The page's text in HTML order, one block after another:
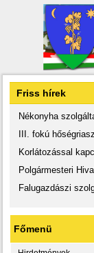
Friss hírek
Nékonyha
III. fokú
Korlátozással
Polgármesteri
Falugazdászi
Főmenü